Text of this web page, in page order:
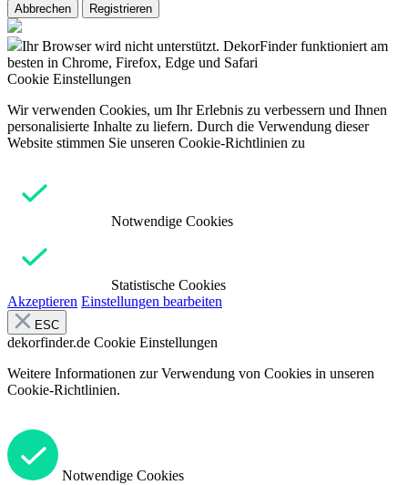
Abbrechen Registrieren
Ihr Browser wird nicht unterstützt. DekorFinder funktioniert am
besten in Chrome, Firefox, Edge und Safari
Cookie Einstellungen
Wir verwenden Cookies, um Ihr Erlebnis zu verbessern und Ihnen
personalisierte Inhalte zu liefern. Durch die Verwendung dieser
Website stimmen Sie unseren Cookie-Richtlinien zu
Notwendige Cookies
Statistische Cookies
Akzeptieren Einstellungen bearbeiten
ESC
dekorfinder.de Cookie Einstellungen
Weitere Informationen zur Verwendung von Cookies in unseren
Cookie-Richtlinien.
Notwendige Cookies